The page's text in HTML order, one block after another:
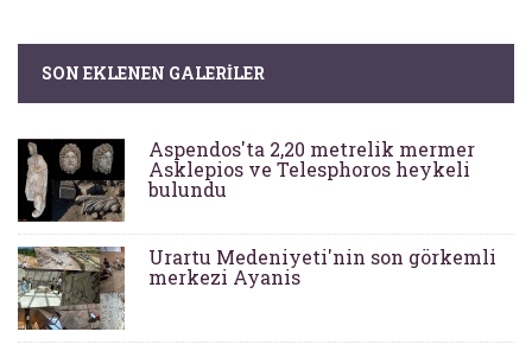
SON EKLENEN GALERILER
Aspendos'ta 2,20 metrelik mermer
Asklepios ve Telesphoros heykeli
bulundu
Urartu Medeniyeti'nin son görkemli
merkezi Ayanis